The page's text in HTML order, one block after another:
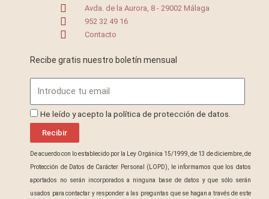
Avda. de la Aurora, 8 - 29002 Málaga
952 32 49 16
Contacto
Recibe gratis nuestro boletín mensual
ProteccionDatos
He leído y acepto la política de protección de datos.
Recibir
De acuerdo con lo establecido por la Ley Orgánica 15/1999, de 13 de diciembre, de
Protección de Datos de Carácter Personal (LOPD), le informamos que los datos
aportados no serán incorporados a ninguna base de datos y que sólo serán
usados para contactar y responder a las preguntas que se hagan a través de este